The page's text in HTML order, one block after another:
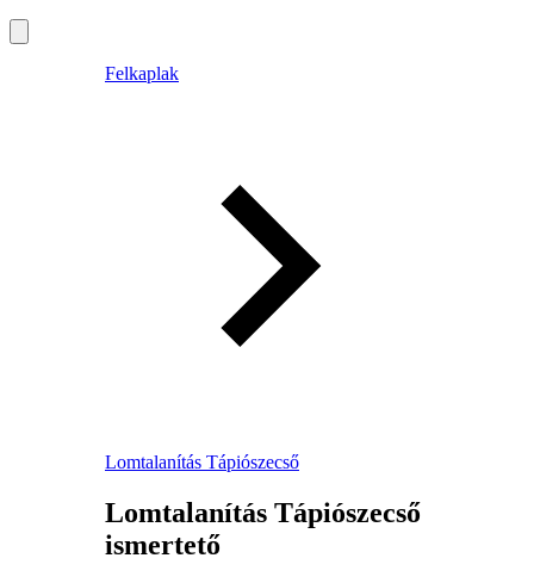
Felkaplak
Lomtalanítás Tápiószecső
Lomtalanítás Tápiószecső
ismertető